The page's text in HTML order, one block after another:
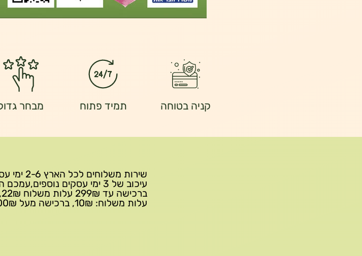
קניה בטוחה תמיד פתוח מבחר
שירות
עיכוב של 3 ימי עסקים
עלות משלוח: 10₪, ברכישה מעל 600₪ עלות משלוח חינם